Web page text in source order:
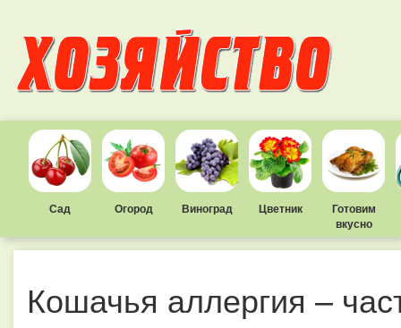
Сад Огород Виноград Цветник
Готовим
вкусно
Кошачья аллергия –